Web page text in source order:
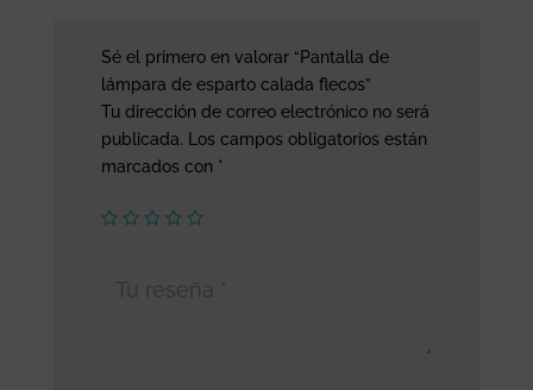
Sé el primero en valorar “Pantalla de
lámpara de esparto calada flecos”
Tu dirección de correo electrónico no será
publicada. Los campos obligatorios están
marcados con *